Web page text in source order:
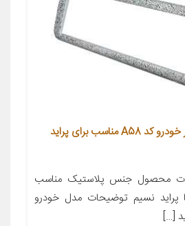
قاب ضبط و دریچه کولر خودرو کد A58 مناسب برای پراید
محصول جنس پلاستیک مناسب
پراید نسیم توضیحات مدل خودرو
[…]